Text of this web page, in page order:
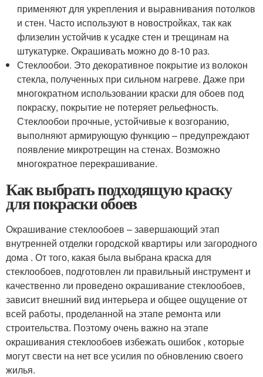
применяют для укрепления и выравнивания потолков
и стен. Часто используют в новостройках, так как
флизелин устойчив к усадке стен и трещинам на
штукатурке. Окрашивать можно до 8-10 раз.
Стеклообои. Это декоративное покрытие из волокон
стекла, полученных при сильном нагреве. Даже при
многократном использовании краски для обоев под
покраску, покрытие не потеряет рельефность.
Стеклообои прочные, устойчивые к возгоранию,
выполняют армирующую функцию – предупреждают
появление микротрещин на стенах. Возможно
многократное перекрашивание.
Как выбрать подходящую краску
для покраски обоев
Окрашивание стеклообоев – завершающий этап
внутренней отделки городской квартиры или загородного
дома . От того, какая была выбрана краска для
стеклообоев, подготовлен ли правильный инструмент и
качественно ли проведено окрашивание стеклообоев,
зависит внешний вид интерьера и общее ощущение от
всей работы, проделанной на этапе ремонта или
строительства. Поэтому очень важно на этапе
окрашивания стеклообоев избежать ошибок , которые
могут свести на нет все усилия по обновлению своего
жилья.